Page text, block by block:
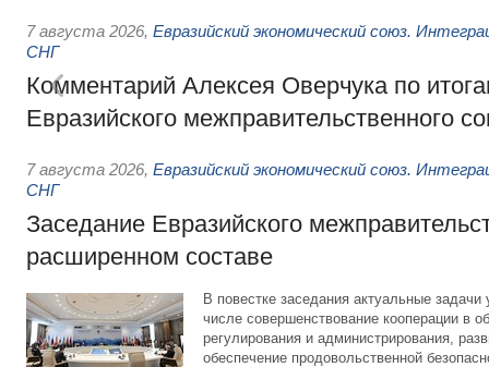
7 августа 2026, Евразийский экономический союз.
СНГ
Комментарий Алексея Оверчука по
Евразийского межправительственного
7 августа 2026, Евразийский экономический союз.
СНГ
Заседание Евразийского
расширенном составе
В повестке заседания актуальные задачи
числе совершенствование кооперации в
регулирования и администрирования,
обеспечение продовольственной